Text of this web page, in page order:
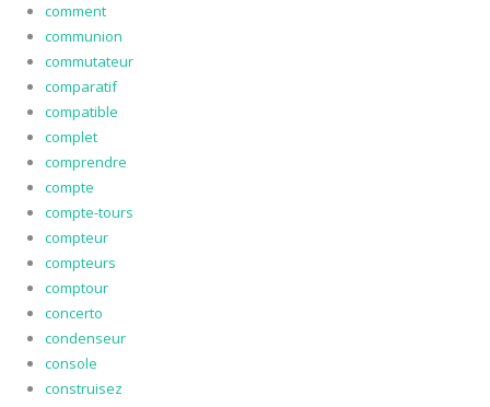
comment
communion
commutateur
comparatif
compatible
complet
comprendre
compte
compte-tours
compteur
compteurs
comptour
concerto
condenseur
console
construisez